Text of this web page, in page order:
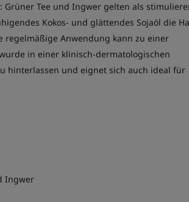
Tee und Ingwer gelten als
Kokos- und glättendes Sojaöl die
regelmäßige Anwendung kann zu einer
in einer klinisch-dermatologischen
hinterlassen und eignet sich auch ideal für
Ingwer